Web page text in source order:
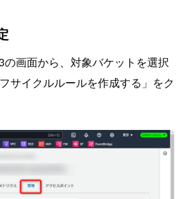
画面から、対象バケットを選択
サイクルルールを作成する」をク